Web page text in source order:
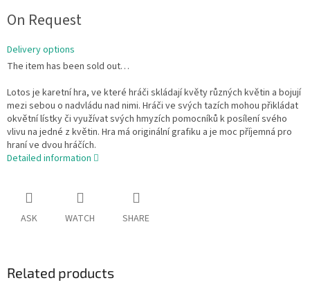
price:
On Request
Delivery options
The item has been sold out…
Lotos je karetní hra, ve které hráči skládají květy různých květin a bojují
mezi sebou o nadvládu nad nimi. Hráči ve svých tazích mohou přikládat
okvětní lístky či využívat svých hmyzích pomocníků k posílení svého
vlivu na jedné z květin. Hra má originální grafiku a je moc příjemná pro
hraní ve dvou hráčích.
Detailed information
ASK WATCH SHARE
Related products